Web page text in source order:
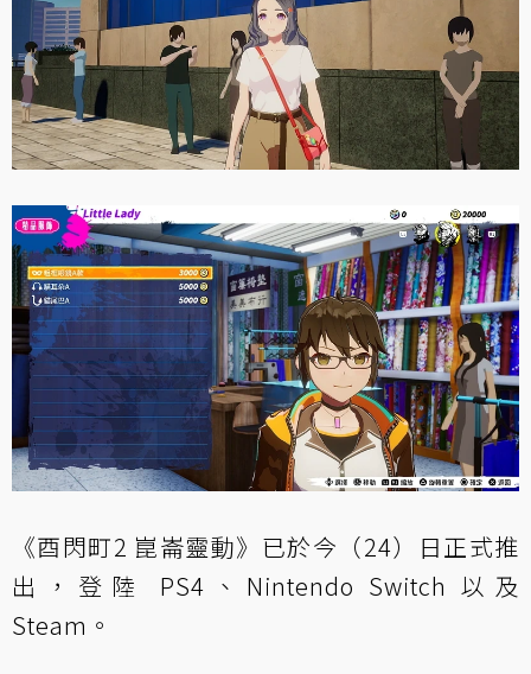
《酉閃町2 崑崙靈動》已於今（24）日正式推
出，登陸 PS4、Nintendo Switch 以及
Steam。